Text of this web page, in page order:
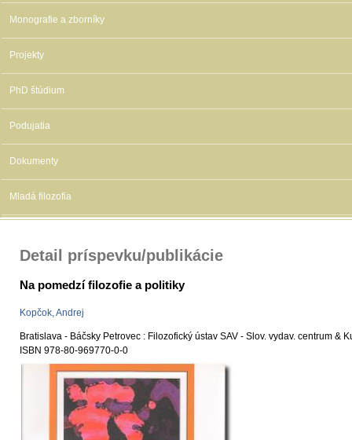
Monografie a zborníky
Projekty
PhD štúdium
Podujatia
Dokumenty
Mladá filozofia
Detail príspevku/publikácie
Na pomedzí filozofie a politiky
Kopčok, Andrej
Bratislava - Báčsky Petrovec : Filozofický ústav SAV - Slov. vydav. centrum &
ISBN 978-80-969770-0-0